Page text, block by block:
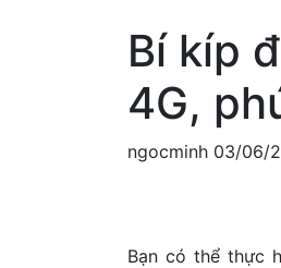
Bí kíp
4G,
ngocminh 03/06/
Bạn có thể thực